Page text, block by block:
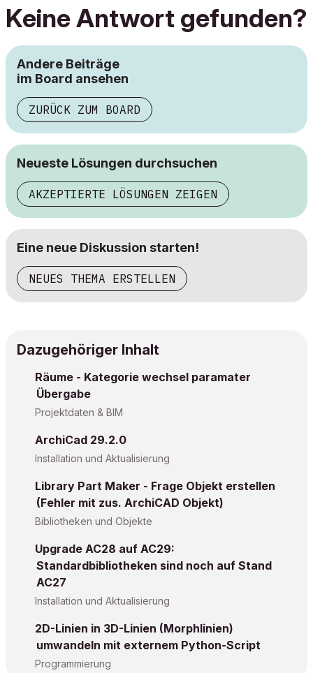
Keine Antwort gefunden?
Andere Beiträge
im Board ansehen
ZURÜCK ZUM BOARD
Neueste Lösungen durchsuchen
AKZEPTIERTE LÖSUNGEN ZEIGEN
Eine neue Diskussion starten!
NEUES THEMA ERSTELLEN
Dazugehöriger Inhalt
Räume - Kategorie wechsel paramater
Übergabe
Projektdaten & BIM
ArchiCad 29.2.0
Installation und Aktualisierung
Library Part Maker - Frage Objekt erstellen
(Fehler mit zus. ArchiCAD Objekt)
Bibliotheken und Objekte
Upgrade AC28 auf AC29:
Standardbibliotheken sind noch auf Stand
AC27
Installation und Aktualisierung
2D-Linien in 3D-Linien (Morphlinien)
umwandeln mit externem Python-Script
Programmierung